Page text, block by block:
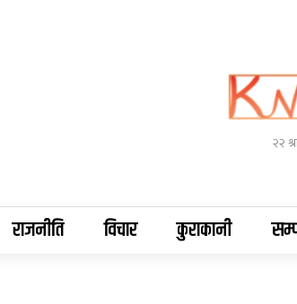
२२
राजनीति विचार कुराकानी